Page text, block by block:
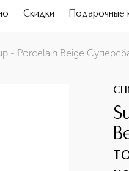
Скидки Подарочные
для комбинированной